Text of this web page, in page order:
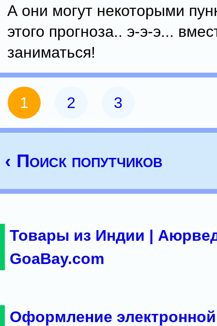
А они могут некоторыми
этого прогноза.. э-э-э...
заниматься!
1 2 3
‹ Поиск попутчиков
Товары из Индии |
GoaBay.com
Оформление электронной